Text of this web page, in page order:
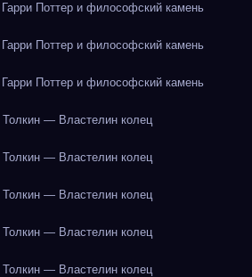
Поттер и философский камень
Поттер и философский камень
Поттер и философский камень
— Властелин колец
— Властелин колец
— Властелин колец
— Властелин колец
— Властелин колец